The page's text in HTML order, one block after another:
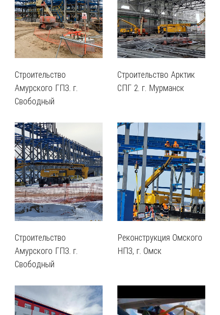
Строительство
Амурского ГПЗ. г.
Свободный
Строительство Арктик
СПГ 2. г. Мурманск
Строительство
Амурского ГПЗ. г.
Свободный
Реконструкция Омского
НПЗ, г. Омск